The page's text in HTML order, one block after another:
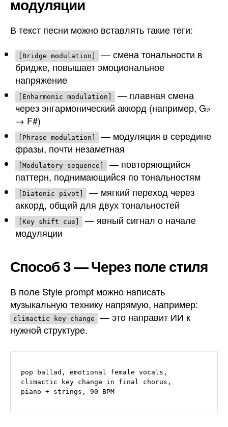
модуляции
В текст песни можно вставлять такие теги:
[Bridge modulation]
— смена тональности в
бридже, повышает эмоциональное
напряжение
[Enharmonic modulation]
— плавная смена
через энгармонический аккорд (например, G♭
→ F#)
[Phrase modulation]
— модуляция в середине
фразы, почти незаметная
[Modulatory sequence]
— повторяющийся
паттерн, поднимающийся по тональностям
[Diatonic pivot]
— мягкий переход через
аккорд, общий для двух тональностей
[Key shift cue]
— явный сигнал о начале
модуляции
Способ 3 — Через поле стиля
В поле Style prompt можно написать
музыкальную технику напрямую, например:
climactic key change
— это направит ИИ к
нужной структуре.
pop ballad, emotional female vocals,
climactic key change in final chorus,